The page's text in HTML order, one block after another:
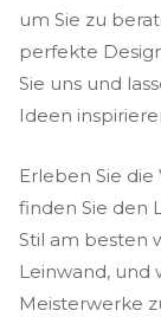
um Sie zu
perfekte
Sie uns und
Ideen
Erleben Sie
finden Sie den
Stil am besten
Leinwand, und
Meisterwerke